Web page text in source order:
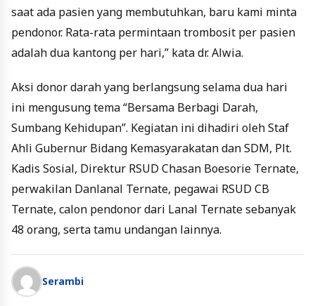
saat ada pasien yang membutuhkan, baru kami minta
pendonor. Rata-rata permintaan trombosit per pasien
adalah dua kantong per hari,” kata dr. Alwia.
Aksi donor darah yang berlangsung selama dua hari
ini mengusung tema “Bersama Berbagi Darah,
Sumbang Kehidupan”. Kegiatan ini dihadiri oleh Staf
Ahli Gubernur Bidang Kemasyarakatan dan SDM, Plt.
Kadis Sosial, Direktur RSUD Chasan Boesorie Ternate,
perwakilan Danlanal Ternate, pegawai RSUD CB
Ternate, calon pendonor dari Lanal Ternate sebanyak
48 orang, serta tamu undangan lainnya.
Serambi